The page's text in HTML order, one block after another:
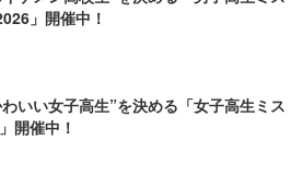
」開催中！
いい女子高生”を決める「女子高生ミス
開催中！